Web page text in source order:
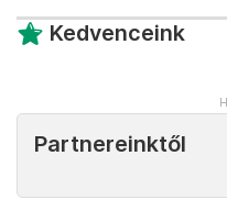
Kedvenceink
Partnereinktől